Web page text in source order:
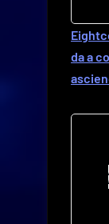
da a